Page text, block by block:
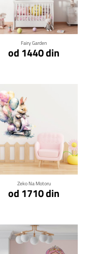
Fairy Garden
od 1440 din
Klikni za detalje
Zeko Na Motoru
od 1710 din
Klikni za detalje